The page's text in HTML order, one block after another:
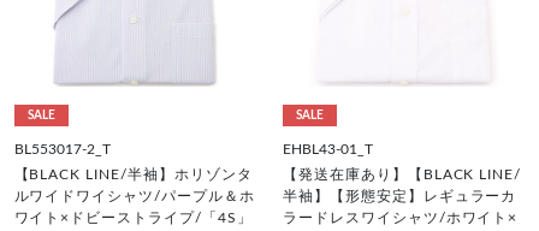
SALE
BL553017-2_T
【BLACK LINE/半袖】ホリゾンタ
ルワイドワイシャツ/パープル＆ホ
ワイト×ドビーストライプ/「4S」
SALE
EHBL43-01_T
【発送在庫あり】【BLACK LINE/
半袖】【形態安定】レギュラーカ
ラードレスワイシャツ/ホワイト×